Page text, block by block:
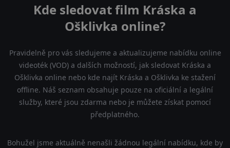
Kde sledovat film Kráska a
Ošklivka online?
Pravidelně pro vás sledujeme a aktualizujeme nabídku online
videoték (VOD) a dalších možností, jak sledovat Kráska a
Ošklivka online nebo kde najít Kráska a Ošklivka ke stažení
offline. Náš seznam obsahuje pouze na oficiální a legální
služby, které jsou zdarma nebo je můžete získat pomocí
předplatného.
Bohužel jsme aktuálně nenašli žádnou legální nabídku, kde by